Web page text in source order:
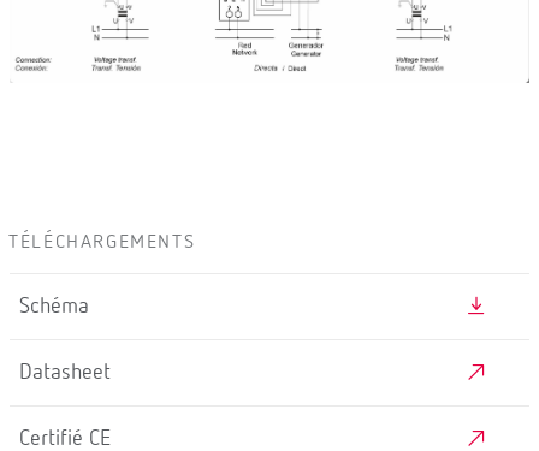
TÉLÉCHARGEMENTS
Schéma
Datasheet
Certifié CE